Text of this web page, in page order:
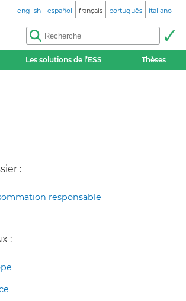
english español français português italiano
Les solutions de l’ESS Thèses
:
responsable
: